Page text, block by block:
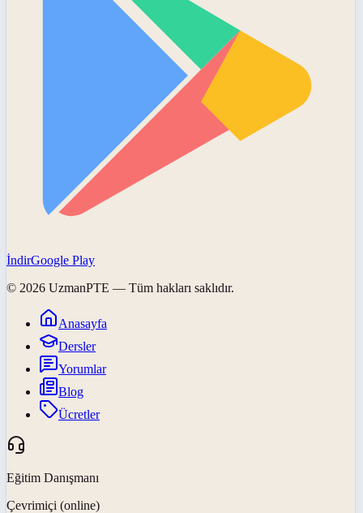
İndirGoogle Play
© 2026 UzmanPTE — Tüm hakları saklıdır.
Anasayfa
Dersler
Yorumlar
Blog
Ücretler
Eğitim Danışmanı
Çevrimiçi (online)